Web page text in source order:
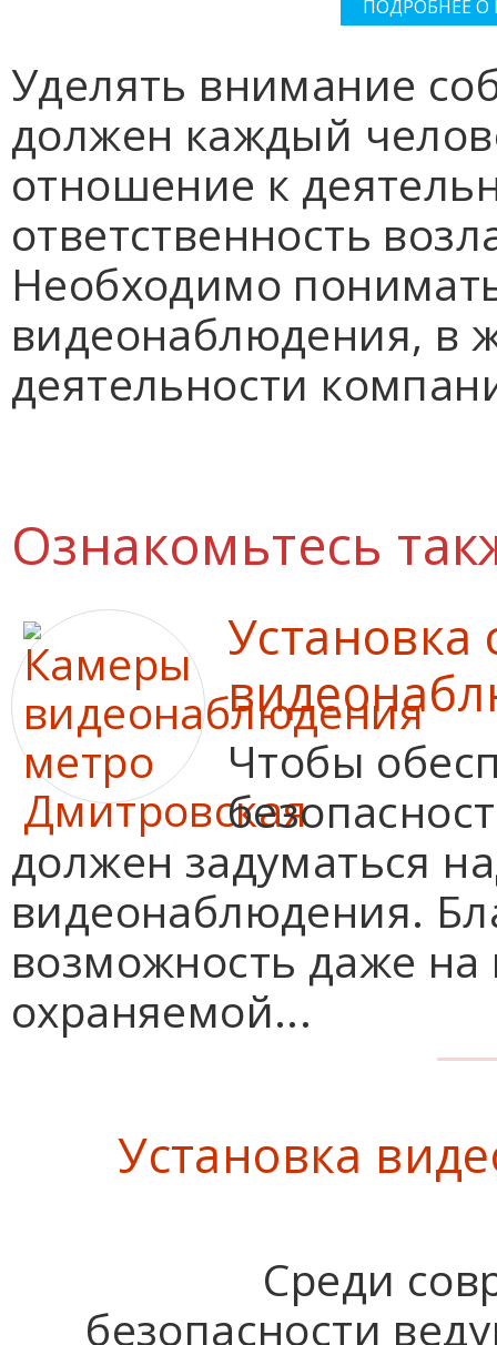
ПОДРОБНЕЕ О
Уделять внимание
должен каждый
отношение к
ответственность
Необходимо
видеонаблюдения, в
деятельности
Ознакомьтесь
Установка
Чтобы
должен задуматься
видеонаблюдения.
возможность даже
охраняемой...
Установка
Среди
безопасности